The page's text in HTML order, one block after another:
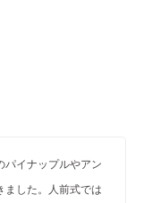
パイナップルやアン
ました。人前式では